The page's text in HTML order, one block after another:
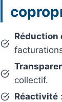
Réduction
collectif.
Réactivité